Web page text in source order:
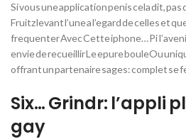
Si vous une application penis cela dit,
Fruitz levant l’une a l’egard de celles et
frequenter Avec Cette iphone… Pi
envie de recueillir Le epure bouleOu
offrant un partenaire sages: complet se
Six… Grindr: l’appli
gay